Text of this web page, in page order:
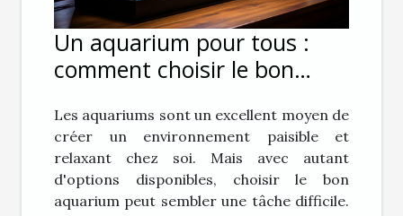
Un aquarium pour tous :
comment choisir le bon
Les aquariums sont un excellent moyen de
créer un environnement paisible et
relaxant chez soi. Mais avec autant
d'options disponibles, choisir le bon
aquarium peut sembler une tâche difficile.